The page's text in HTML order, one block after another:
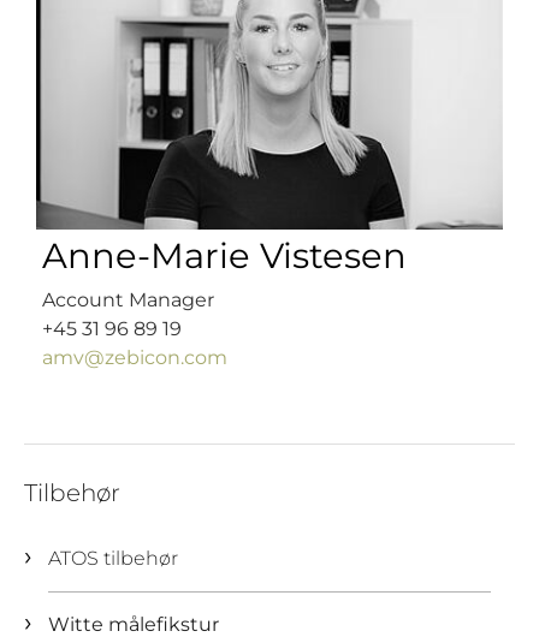
Anne-Marie Vistesen
Account Manager
+45 31 96 89 19
amv@zebicon.com
Tilbehør
ATOS tilbehør
Witte målefikstur